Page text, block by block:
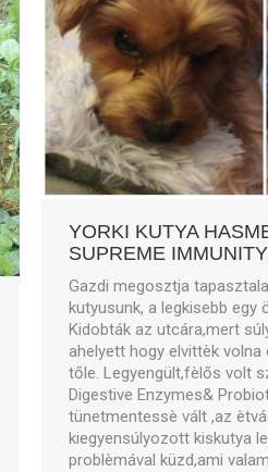
YORKI KUTYA
SUPREME
Gazdi megosztja
kutyusunk, a legkisebb egy
Kidobták az utcára,mert
ahelyett hogy elvittèk
tőle. Legyengült,fèlős volt
Digestive Enzymes&
tünetmentessè vált ,az
kiegyensúlyozott kiskutya
problèmával küzd,ami